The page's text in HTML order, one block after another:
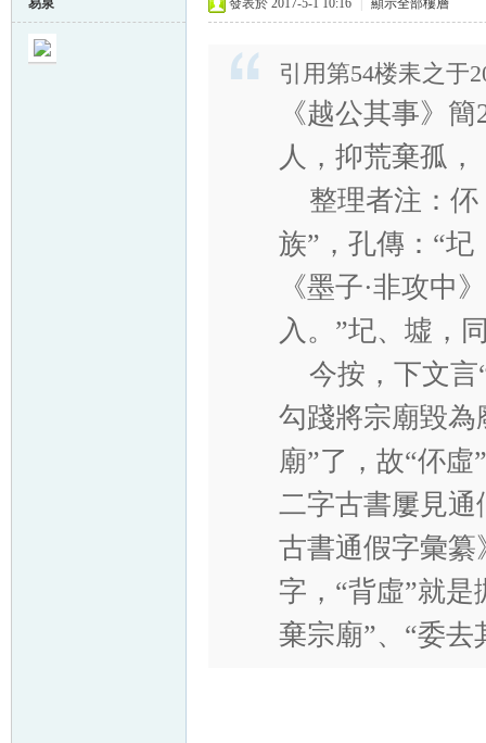
易泉 發表於 2017-5-1 10:16 顯示全部樓層
引用第54楼耒之于
《越公其事》
人，抑荒棄孤
整理者注：伓
族”，孔傳：“圮
《墨子·非攻中
入。”圮、墟，
今按，下文言
勾踐將宗廟毀為
廟”了，故“伓虛
二字古書屢見
古書通假字彙纂
字，“背虛”就是
棄宗廟”、“委去